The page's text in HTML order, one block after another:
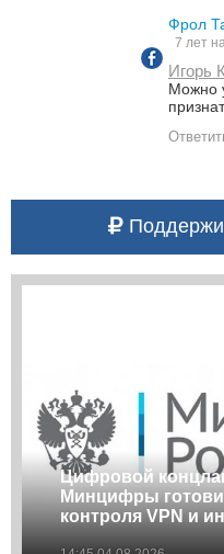
Фрол
7 лет
Игорь
Можно
Цифровой
Минцифры
контроля VPN и